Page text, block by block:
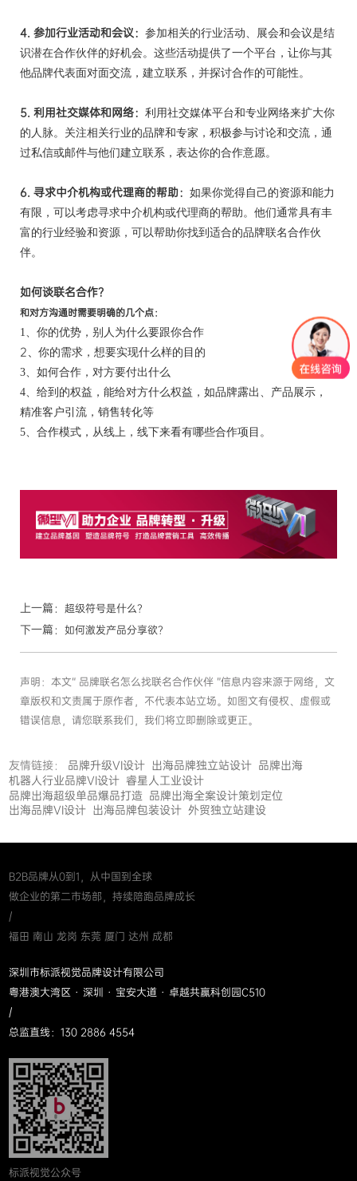
4. 参加行业活动和会议： 参加相关的行业活动、展会和会议是结
识潜在合作伙伴的好机会。这些活动提供了一个平台，让你与其
他品牌代表面对面交流，建立联系，并探讨合作的可能性。
5. 利用社交媒体和网络： 利用社交媒体平台和专业网络来扩大你
的人脉。关注相关行业的品牌和专家，积极参与讨论和交流，通
过私信或邮件与他们建立联系，表达你的合作意愿。
6. 寻求中介机构或代理商的帮助： 如果你觉得自己的资源和能力
有限，可以考虑寻求中介机构或代理商的帮助。他们通常具有丰
富的行业经验和资源，可以帮助你找到适合的品牌联名合作伙
伴。
如何谈联名合作？
和对方沟通时需要明确的几个点：
1、你的优势，别人为什么要跟你合作
2、 你的需求，想要实现什么样的目的
3、如何合作，对方要付出什么
4、给到的权益，能给对方什么权益，如品牌露出、产品展示，
精准客户引流，销售转化等
5、合作模式，从线上，线下来看有哪些合作项目。
上一篇： 超级符号是什么？
下一篇： 如何激发产品分享欲？
声明：本文“ 品牌联名怎么找联名合作伙伴 ”信息内容来源于网络，文
章版权和文责属于原作者，不代表本站立场。如图文有侵权、虚假或
错误信息，请您联系我们，我们将立即删除或更正。
友情链接： 品牌升级VI设计 出海品牌独立站设计 品牌出海
机器人行业品牌VI设计 睿星人工业设计
品牌出海超级单品爆品打造 品牌出海全案设计策划定位
出海品牌VI设计 出海品牌包装设计 外贸独立站建设
B2B品牌从0到1，从中国到全球
做企业的第二市场部，持续陪跑品牌成长
/
福田 南山 龙岗 东莞 厦门 达州 成都
深圳市标派视觉品牌设计有限公司
粤港澳大湾区 · 深圳 · 宝安大道 · 卓越共赢科创园C510
/
总监直线：130 2886 4554
标派视觉公众号